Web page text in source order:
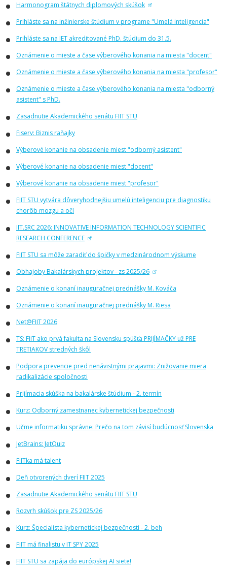
Harmonogram štátnych diplomových skúšok
Prihláste sa na inžinierske štúdium v programe "Umelá inteligencia"
Prihláste sa na IET akreditované PhD. štúdium do 31.5.
Oznámenie o mieste a čase výberového konania na miesta "docent"
Oznámenie o mieste a čase výberového konania na miesta "profesor"
Oznámenie o mieste a čase výberového konania na miesta "odborný
asistent" s PhD.
Zasadnutie Akademického senátu FIIT STU
Fiserv: Biznis raňajky
Výberové konanie na obsadenie miest "odborný asistent"
Výberové konanie na obsadenie miest "docent"
Výberové konanie na obsadenie miest "profesor"
FIIT STU vytvára dôveryhodnejšiu umelú inteligenciu pre diagnostiku
chorôb mozgu a očí
IIT.SRC 2026: INNOVATIVE INFORMATION TECHNOLOGY SCIENTIFIC
RESEARCH CONFERENCE
FIIT STU sa môže zaradiť do špičky v medzinárodnom výskume
Obhajoby Bakalárskych projektov - zs 2025/26
Oznámenie o konaní inauguračnej prednášky M. Kováča
Oznámenie o konaní inauguračnej prednášky M. Riesa
Net@FIIT 2026
TS: FIIT ako prvá fakulta na Slovensku spúšťa PRIJÍMAČKY už PRE
TRETIAKOV stredných škôl
Podpora prevencie pred nenávistnými prajavmi: Znižovanie miera
radikalizácie spoločnosti
Prijímacia skúška na bakalárske štúdium - 2. termín
Kurz: Odborný zamestnanec kybernetickej bezpečnosti
Učme informatiku správne: Prečo na tom závisí budúcnosť Slovenska
JetBrains: JetQuiz
FIITka má talent
Deň otvorených dverí FIIT 2025
Zasadnutie Akademického senátu FIIT STU
Rozvrh skúšok pre ZS 2025/26
Kurz: Špecialista kybernetickej bezpečnosti - 2. beh
FIIT má finalistu v IT SPY 2025
FIIT STU sa zapája do európskej AI siete!